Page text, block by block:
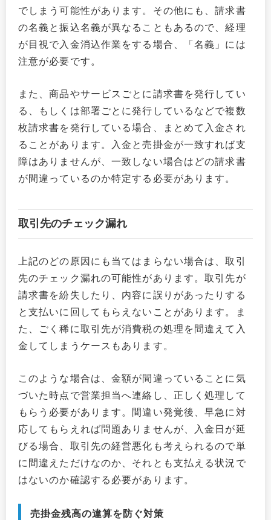
でしまう可能性があります。その他にも、請求書
の名義と振込名義が異なることもあるので、経理
が目視で入金消込作業をする場合、「名義」には
注意が必要です。
また、商品やサービスごとに請求書を発行してい
る、もしくは部署ごとに発行しているなどで複数
枚請求書を発行している場合、まとめて入金され
ることがあります。入金と売掛金が一致すれば支
障はありませんが、一致しない場合はどの請求書
が間違っているのか特定する必要があります。
取引先のチェック漏れ
上記のどの原因にも当てはまらない場合は、取引
先のチェック漏れの可能性があります。取引先が
請求書を紛失したり、内容に誤りがあったりする
と支払いに回してもらえないことがあります。ま
た、ごく稀に取引先が消費税の処理を間違えて入
金してしまうケースもあります。
このような場合は、金額が間違っていることに気
づいた時点で営業担当へ連絡し、正しく処理して
もらう必要があります。間違い発覚後、早急に対
応してもらえれば問題ありませんが、入金日が延
びる場合、取引先の経営悪化も考えられるので単
に間違えただけなのか、それとも支払える状況で
はないのか確認する必要があります。
売掛金残高の違算を防ぐ対策